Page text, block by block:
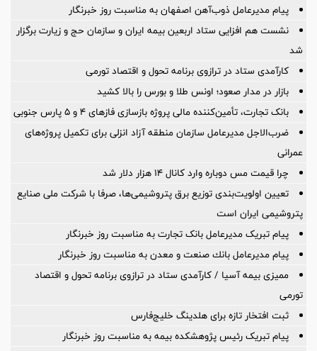
پیام مدیرعامل ذوب‌آهن اصفهان به مناسبت روز خبرنگار
نشست هم افزایی ستاد اربعین بیمه ایران و سازمان حج و زیارت برگزار
شد
کارآمدی ستاد در ترازوی برنامه تحول و اقتصاد تورمی
بازار در مدار صعود؛ اونس طلا و بورس را بالا کشید
بانک تجارت، تأمین‌کننده مالی پروژه بازسازی فازهای ۴ و ۵ پارس جنوبی
ضرب‌الاجل مدیرعامل سازمان منطقه آزاد انزلی برای تكمیل پروژه‌های
عمرانی
چرا قیمت مس دوباره وارد کانال ۱۴ هزار دلار شد
تعیین اولویت‌بندی توزیع برق پتروشیمی‌ها، صرفا با شرکت ملی صنایع
پتروشیمی ایران است
پیام تبریک مدیرعامل بانک تجارت به مناسبت روز خبرنگار
پیام مدیرعامل بانك صنعت و معدن به مناسبت روز خبرنگار
ممیزی بیمه آسیا / کارآمدی ستاد در ترازوی برنامه تحول و اقتصاد
تورمی
ثبت افتخار تازه برای هلدینگ خلیج‌فارس
پیام تبریک رئیس پژوهشکده بیمه به مناسبت روز خبرنگار